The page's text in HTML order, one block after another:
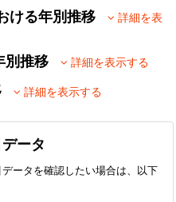
ける年別推移
詳細を表
別推移 詳細を表示する
詳細を表示する
ータ
ータを確認したい場合は、以下